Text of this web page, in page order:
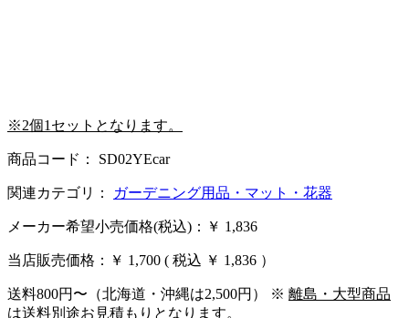
※2個1セットとなります。
商品コード： SD02YEcar
関連カテゴリ： ガーデニング用品・マット・花器
メーカー希望小売価格(税込)：￥ 1,836
当店販売価格： ￥ 1,700 ( 税込 ￥ 1,836 ）
送料800円〜（北海道・沖縄は2,500円） ※ 離島・大型商品
は送料別途お見積もりとなります。